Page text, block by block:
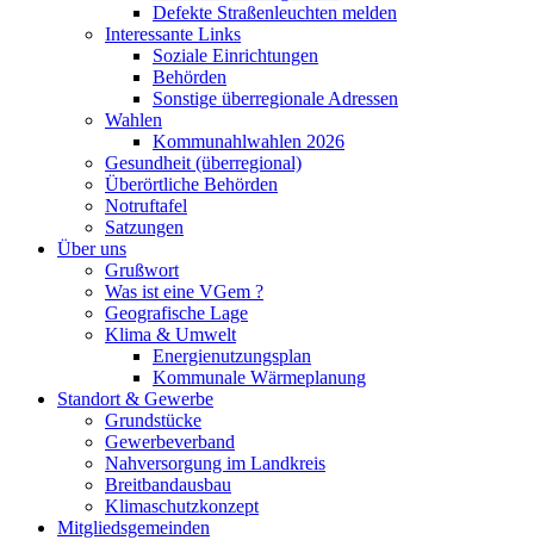
Defekte Straßenleuchten melden
Interessante Links
Soziale Einrichtungen
Behörden
Sonstige überregionale Adressen
Wahlen
Kommunahlwahlen 2026
Gesundheit (überregional)
Überörtliche Behörden
Notruftafel
Satzungen
Über uns
Grußwort
Was ist eine VGem ?
Geografische Lage
Klima & Umwelt
Energienutzungsplan
Kommunale Wärmeplanung
Standort & Gewerbe
Grundstücke
Gewerbeverband
Nahversorgung im Landkreis
Breitbandausbau
Klimaschutzkonzept
Mitgliedsgemeinden